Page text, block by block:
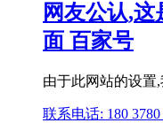
网友公认,
面 百家号
由于此网站的设置
联系电话: 180 3780